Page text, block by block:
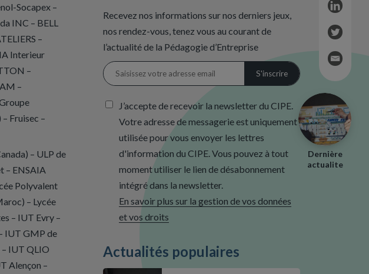
Socapex –
INC – BELL
–
Interieur
–
–
Fruisec –
– ULP de
– ENSAIA
Polyvalent
– Lycée
– IUT Evry –
IUT GMP de
– IUT QLIO
Alençon –
Recevez nos informations sur nos derniers jeux,
nos rendez-vous, tenez vous au courant de
l’actualité de la Pédagogie d’Entreprise
J’accepte de recevoir la newsletter du CIPE.
Votre adresse de messagerie est uniquement
utilisée pour vous envoyer les lettres
d'information du CIPE. Vous pouvez à tout
moment utiliser le lien de désabonnement
intégré dans la newsletter.
En savoir plus sur la gestion de vos données
et vos droits
Actualités populaires
Dernière
actualite